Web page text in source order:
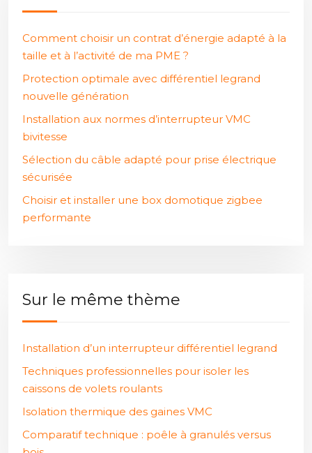
Comment choisir un contrat d’énergie adapté à la
taille et à l’activité de ma PME ?
Protection optimale avec différentiel legrand
nouvelle génération
Installation aux normes d’interrupteur VMC
bivitesse
Sélection du câble adapté pour prise électrique
sécurisée
Choisir et installer une box domotique zigbee
performante
Sur le même thème
Installation d’un interrupteur différentiel legrand
Techniques professionnelles pour isoler les
caissons de volets roulants
Isolation thermique des gaines VMC
Comparatif technique : poêle à granulés versus